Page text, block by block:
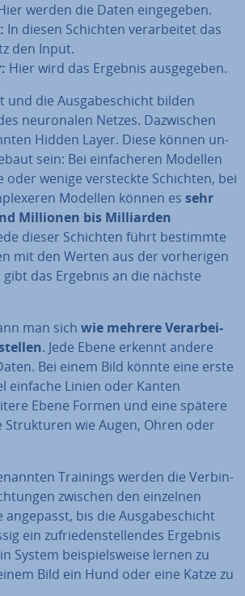
werden die Daten ein­ge­ge­ben.
In diesen Schichten ver­ar­bei­tet das
den Input.
Hier wird das Ergebnis aus­ge­ge­ben.
und die Aus­ga­be­schicht bilden
neu­ro­na­len Netzes. Da­zwi­schen
Hidden Layer. Diese können un­
sein: Bei ein­fa­che­ren Modellen
oder wenige ver­steck­te Schichten, bei
Modellen können es sehr
Millionen bis Mil­li­ar­den
dieser Schichten führt bestimmte
mit den Werten aus der vor­he­ri­gen
das Ergebnis an die nächste
man sich wie mehrere Ver­ar­bei­
. Jede Ebene erkennt andere
Bei einem Bild könnte eine erste
einfache Linien oder Kanten
Ebene Formen und eine spätere
Struk­tu­ren wie Augen, Ohren oder
Trainings werden die Ver­bin­
zwischen den einzelnen
angepasst, bis die Aus­ga­be­schicht
ein zu­frie­den­stel­len­des Ergebnis
System bei­spiels­wei­se lernen zu
Bild ein Hund oder eine Katze zu